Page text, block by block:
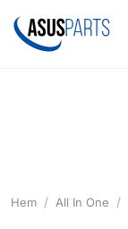
Hem All In One